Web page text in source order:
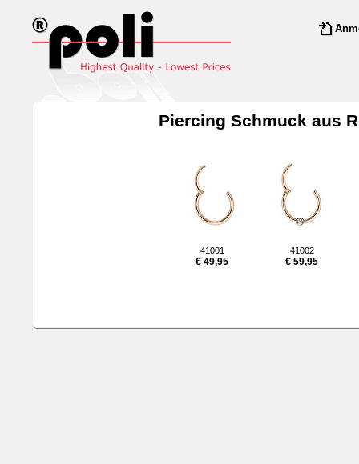
Piercing Schmuck aus
41001
€ 49,95
41002
€ 59,95